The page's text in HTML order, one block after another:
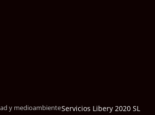
y medioambienteServicios Libery 2020 SL